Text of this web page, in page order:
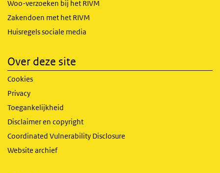
Woo-verzoeken bij het RIVM
Zakendoen met het RIVM
Huisregels sociale media
Over deze site
Cookies
Privacy
Toegankelijkheid
Disclaimer en copyright
Coordinated Vulnerability Disclosure
Website archief